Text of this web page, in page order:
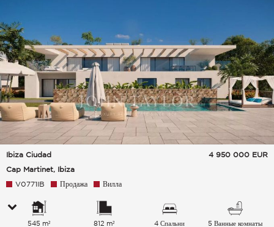
Ibiza Ciudad
Cap Martinet, Ibiza
4 950 000 EUR
V0771IB Продажа Вилла
545 m² 812 m² 4 Спальни 5 Ванные комнаты